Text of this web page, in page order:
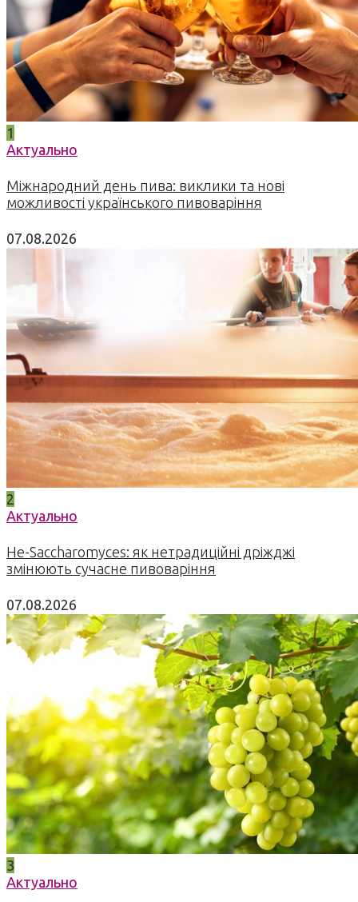
1
Актуально
Міжнародний день пива: виклики та нові
можливості українського пивоваріння
07.08.2026
2
Актуально
Не-Saccharomyces: як нетрадиційні дріжджі
змінюють сучасне пивоваріння
07.08.2026
3
Актуально